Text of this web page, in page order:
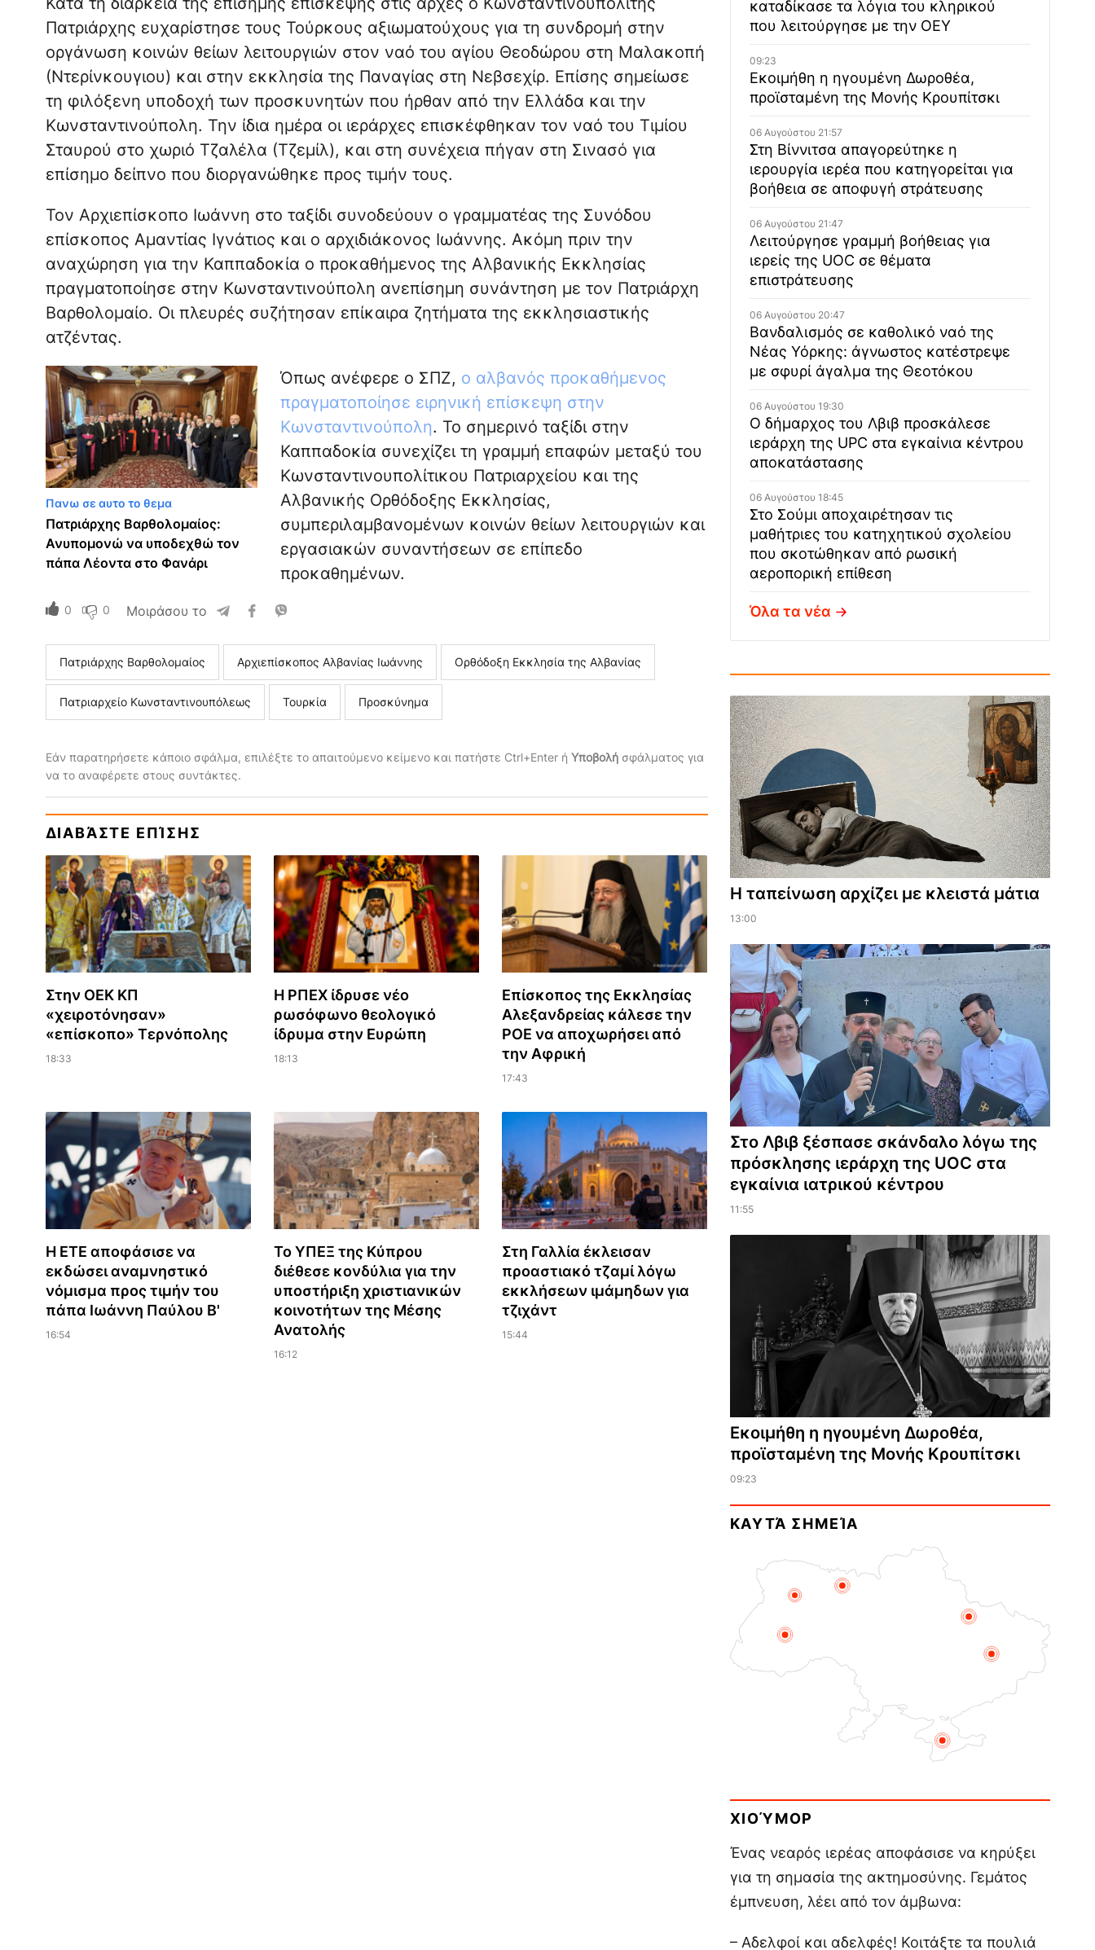
Πατριάρχης ευχαρίστησε τους Τούρκους αξιωματούχους για τη συνδρομή στην
οργάνωση κοινών θείων λειτουργιών στον ναό του αγίου Θεοδώρου στη Μαλακοπή
(Ντερίνκουγιου) και στην εκκλησία της Παναγίας στη Νεβσεχίρ. Επίσης σημείωσε
τη φιλόξενη υποδοχή των προσκυνητών που ήρθαν από την Ελλάδα και την
Κωνσταντινούπολη. Την ίδια ημέρα οι ιεράρχες επισκέφθηκαν τον ναό του Τιμίου
Σταυρού στο χωριό Τζαλέλα (Τζεμίλ), και στη συνέχεια πήγαν στη Σινασό για
επίσημο δείπνο που διοργανώθηκε προς τιμήν τους.
Τον Αρχιεπίσκοπο Ιωάννη στο ταξίδι συνοδεύουν ο γραμματέας της Συνόδου
επίσκοπος Αμαντίας Ιγνάτιος και ο αρχιδιάκονος Ιωάννης. Ακόμη πριν την
αναχώρηση για την Καππαδοκία ο προκαθήμενος της Αλβανικής Εκκλησίας
πραγματοποίησε στην Κωνσταντινούπολη ανεπίσημη συνάντηση με τον Πατριάρχη
Βαρθολομαίο. Οι πλευρές συζήτησαν επίκαιρα ζητήματα της εκκλησιαστικής
ατζέντας.
Πανω σε αυτο το θεμα
Πατριάρχης Βαρθολομαίος:
Ανυπομονώ να υποδεχθώ τον
πάπα Λέοντα στο Φανάρι
Όπως ανέφερε ο ΣΠΖ, ο αλβανός προκαθήμενος
πραγματοποίησε ειρηνική επίσκεψη στην
Κωνσταντινούπολη. Το σημερινό ταξίδι στην
Καππαδοκία συνεχίζει τη γραμμή επαφών μεταξύ του
Κωνσταντινουπολίτικου Πατριαρχείου και της
Αλβανικής Ορθόδοξης Εκκλησίας,
συμπεριλαμβανομένων κοινών θείων λειτουργιών και
εργασιακών συναντήσεων σε επίπεδο
προκαθημένων.
0 0 Μοιράσου το
Πατριάρχης Βαρθολομαίος Αρχιεπίσκοπος Αλβανίας Ιωάννης Ορθόδοξη Εκκλησία της Αλβανίας
Πατριαρχείο Κωνσταντινουπόλεως Τουρκία Προσκύνημα
Εάν παρατηρήσετε κάποιο σφάλμα, επιλέξτε το απαιτούμενο κείμενο και πατήστε Ctrl+Enter ή Υποβολήσφάλματος για
να το αναφέρετε στους συντάκτες.
ΔΙΑΒΆΣΤΕ ΕΠΊΣΗΣ
Στην ΟΕΚ ΚΠ
«χειροτόνησαν»
«επίσκοπο» Τερνόπολης
18:33
Η ΡΠΕΧ ίδρυσε νέο
ρωσόφωνο θεολογικό
ίδρυμα στην Ευρώπη
18:13
Επίσκοπος της Εκκλησίας
Αλεξανδρείας κάλεσε την
ΡΟΕ να αποχωρήσει από
την Αφρική
17:43
Η ΕΤΕ αποφάσισε να
εκδώσει αναμνηστικό
νόμισμα προς τιμήν του
πάπα Ιωάννη Παύλου Β'
16:54
Το ΥΠΕΞ της Κύπρου
διέθεσε κονδύλια για την
υποστήριξη χριστιανικών
κοινοτήτων της Μέσης
Ανατολής
16:12
Στη Γαλλία έκλεισαν
προαστιακό τζαμί λόγω
εκκλήσεων ιμάμηδων για
τζιχάντ
15:44
καταδίκασε τα λόγια του κληρικού
που λειτούργησε με την ΟΕΥ
09:23
Εκοιμήθη η ηγουμένη Δωροθέα,
προϊσταμένη της Μονής Κρουπίτσκι
06 Αυγούστου 21:57
Στη Βίννιτσα απαγορεύτηκε η
ιερουργία ιερέα που κατηγορείται για
βοήθεια σε αποφυγή στράτευσης
06 Αυγούστου 21:47
Λειτούργησε γραμμή βοήθειας για
ιερείς της UOC σε θέματα
επιστράτευσης
06 Αυγούστου 20:47
Βανδαλισμός σε καθολικό ναό της
Νέας Υόρκης: άγνωστος κατέστρεψε
με σφυρί άγαλμα της Θεοτόκου
06 Αυγούστου 19:30
Ο δήμαρχος του Λβιβ προσκάλεσε
ιεράρχη της UPC στα εγκαίνια κέντρου
αποκατάστασης
06 Αυγούστου 18:45
Στο Σούμι αποχαιρέτησαν τις
μαθήτριες του κατηχητικού σχολείου
που σκοτώθηκαν από ρωσική
αεροπορική επίθεση
Όλα τα νέα
Η ταπείνωση αρχίζει με κλειστά μάτια
13:00
Στο Λβιβ ξέσπασε σκάνδαλο λόγω της
πρόσκλησης ιεράρχη της UOC στα
εγκαίνια ιατρικού κέντρου
11:55
Εκοιμήθη η ηγουμένη Δωροθέα,
προϊσταμένη της Μονής Κρουπίτσκι
09:23
ΚΑΥΤΆ ΣΗΜΕΊΑ
ΧΙΟΎΜΟΡ
Ένας νεαρός ιερέας αποφάσισε να κηρύξει
για τη σημασία της ακτημοσύνης. Γεμάτος
έμπνευση, λέει από τον άμβωνα:
– Αδελφοί και αδελφές! Κοιτάξτε τα πουλιά